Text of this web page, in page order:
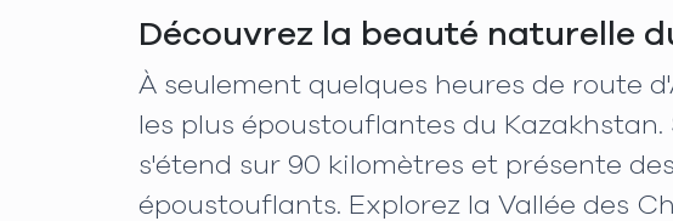
Découvrez la beauté naturelle
À seulement quelques heures de route
les plus époustouflantes du
s'étend sur 90 kilomètres et présente
époustouflants. Explorez la Vallée des